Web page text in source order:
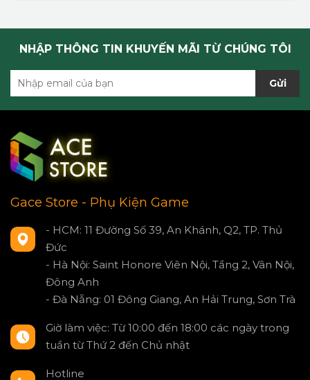
NHẬP THÔNG TIN KHUYẾN MÃI TỪ CHÚNG TÔI
Gửi
Gace Store - Phụ Kiện Game
- HCM: 11 Đường Số 39, An Khánh, Q2, TP. Thủ
Đức
- Hà Nội: Saint Honore Viên Nội, Tầng 2, Vân Nội,
Đông Anh
- Đà Nẵng: 01 Đông Giang, An Hải Trung, Sơn Trà
Giờ làm việc: Từ 10:00 đến 18:00 các ngày trong
tuần từ Thứ 2 đến Chủ nhật
Hotline